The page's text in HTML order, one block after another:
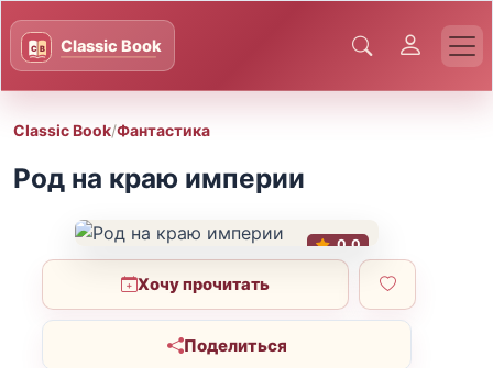
Classic Book/Фантастика
Род на краю империи
0.0
Хочу прочитать
Поделиться